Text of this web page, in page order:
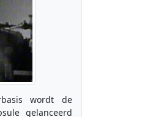
wordt de
gelanceerd